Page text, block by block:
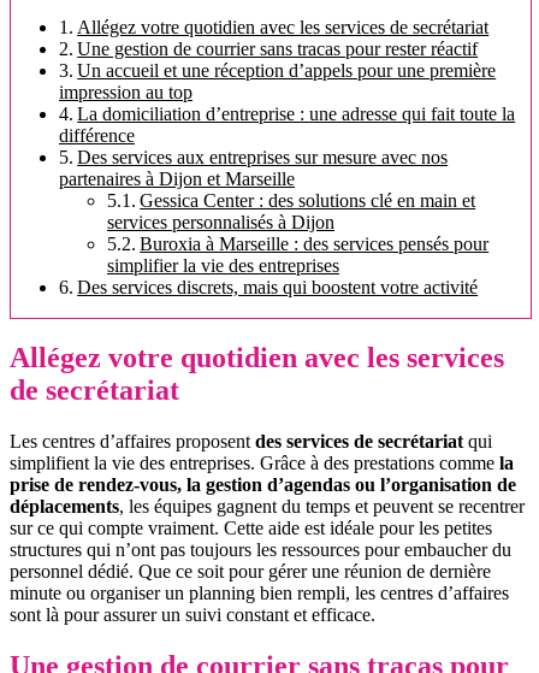
Allégez votre quotidien avec les services de secrétariat
Une gestion de courrier sans tracas pour rester réactif
Un accueil et une réception d’appels pour une première
impression au top
La domiciliation d’entreprise : une adresse qui fait toute la
différence
Des services aux entreprises sur mesure avec nos
partenaires à Dijon et Marseille
Gessica Center : des solutions clé en main et
services personnalisés à Dijon
Buroxia à Marseille : des services pensés pour
simplifier la vie des entreprises
Des services discrets, mais qui boostent votre activité
Allégez votre quotidien avec les services
de secrétariat
Les centres d’affaires proposent des services de secrétariat qui
simplifient la vie des entreprises. Grâce à des prestations comme la
prise de rendez-vous, la gestion d’agendas ou l’organisation de
déplacements, les équipes gagnent du temps et peuvent se recentrer
sur ce qui compte vraiment. Cette aide est idéale pour les petites
structures qui n’ont pas toujours les ressources pour embaucher du
personnel dédié. Que ce soit pour gérer une réunion de dernière
minute ou organiser un planning bien rempli, les centres d’affaires
sont là pour assurer un suivi constant et efficace.
Une gestion de courrier sans tracas pour